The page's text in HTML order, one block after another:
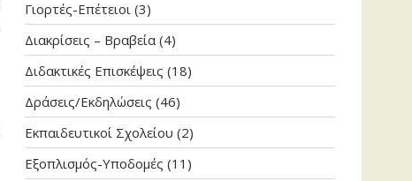
Γιορτές-Επέτειοι (3)
Διακρίσεις – Βραβεία (4)
Διδακτικές Επισκέψεις (18)
Δράσεις/Εκδηλώσεις (46)
Εκπαιδευτικοί Σχολείου (2)
Εξοπλισμός-Υποδομές (11)